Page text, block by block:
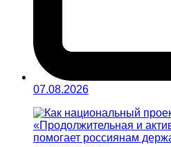
07.08.2026